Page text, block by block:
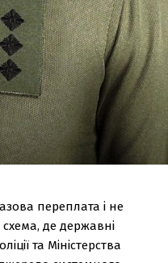
переплата і не
де державні
та Міністерства